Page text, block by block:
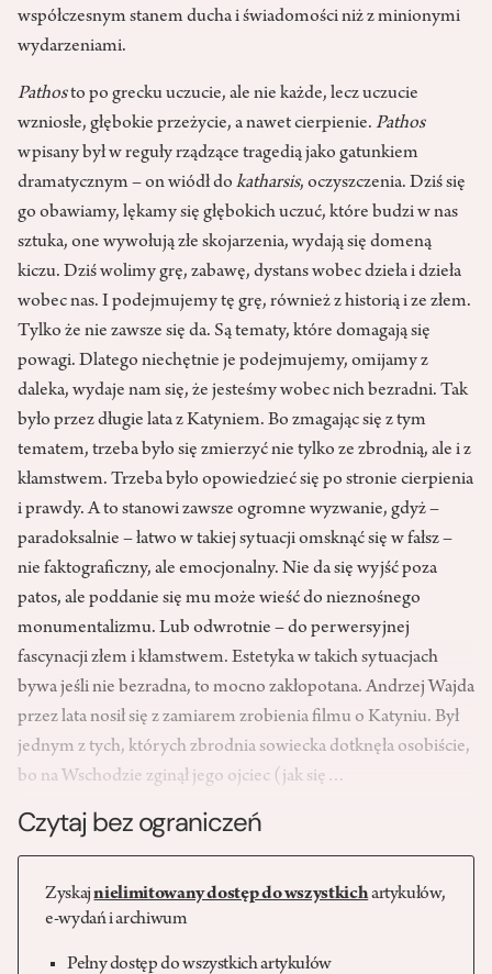
współczesnym stanem ducha i świadomości niż z minionymi
wydarzeniami.
Pathosto po grecku uczucie, ale nie każde, lecz uczucie
wzniosłe, głębokie przeżycie, a nawet cierpienie. Pathos
wpisany był w reguły rządzące tragedią jako gatunkiem
dramatycznym – on wiódł do katharsis, oczyszczenia. Dziś się
go obawiamy, lękamy się głębokich uczuć, które budzi w nas
sztuka, one wywołują złe skojarzenia, wydają się domeną
kiczu. Dziś wolimy grę, zabawę, dystans wobec dzieła i dzieła
wobec nas. I podejmujemy tę grę, również z historią i ze złem.
Tylko że nie zawsze się da. Są tematy, które domagają się
powagi. Dlatego niechętnie je podejmujemy, omijamy z
daleka, wydaje nam się, że jesteśmy wobec nich bezradni. Tak
było przez długie lata z Katyniem. Bo zmagając się z tym
tematem, trzeba było się zmierzyć nie tylko ze zbrodnią, ale i z
kłamstwem. Trzeba było opowiedzieć się po stronie cierpienia
i prawdy. A to stanowi zawsze ogromne wyzwanie, gdyż –
paradoksalnie – łatwo w takiej sytuacji omsknąć się w fałsz –
nie faktograficzny, ale emocjonalny. Nie da się wyjść poza
patos, ale poddanie się mu może wieść do nieznośnego
monumentalizmu. Lub odwrotnie – do perwersyjnej
fascynacji złem i kłamstwem. Estetyka w takich sytuacjach
bywa jeśli nie bezradna, to mocno zakłopotana. Andrzej Wajda
przez lata nosił się z zamiarem zrobienia filmu o Katyniu. Był
jednym z tych, których zbrodnia sowiecka dotknęła osobiście,
bo na Wschodzie zginął jego ojciec (jak się…
Czytaj bez ograniczeń
Zyskajnielimitowany dostęp do wszystkichartykułów,
e-wydań i archiwum
Pełny dostęp do wszystkich artykułów